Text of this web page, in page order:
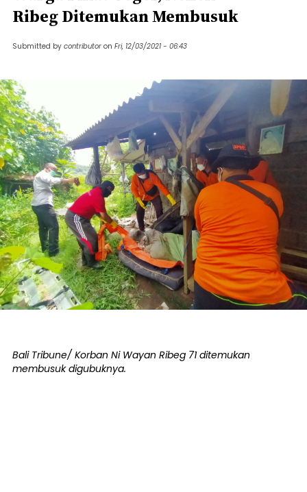
Ribeg Ditemukan Membusuk
Submitted by contributor on Fri, 12/03/2021 - 06:43
Bali Tribune/ Korban Ni Wayan Ribeg 71 ditemukan
membusuk digubuknya.